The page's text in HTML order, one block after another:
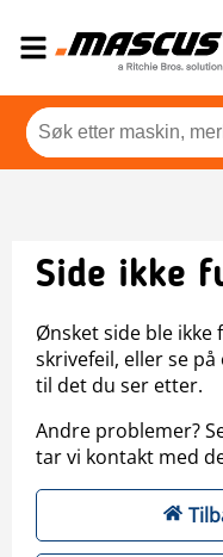
Side ikke
Ønsket side ble ikke
skrivefeil, eller se
til det du ser etter.
Andre problemer?
tar vi kontakt med